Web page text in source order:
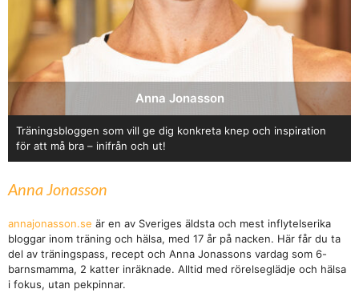
Anna Jonasson
Träningsbloggen som vill ge dig konkreta knep och inspiration
för att må bra – inifrån och ut!
Anna Jonasson
annajonasson.se är en av Sveriges äldsta och mest inflytelserika
bloggar inom träning och hälsa, med 17 år på nacken. Här får du ta
del av träningspass, recept och Anna Jonassons vardag som 6-
barnsmamma, 2 katter inräknade. Alltid med rörelseglädje och hälsa
i fokus, utan pekpinnar.